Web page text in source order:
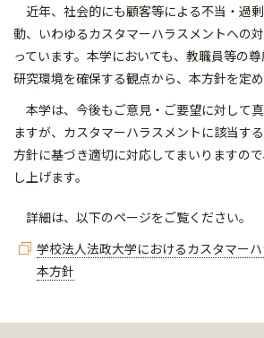
近年、社会的にも顧客等による不当・過
動、いわゆるカスタマーハラスメントへの
っています。本学においても、教職員等の
研究環境を確保する観点から、本方針を定め
本学は、今後もご意見・ご要望に対して
ますが、カスタマーハラスメントに該当す
方針に基づき適切に対応してまいりますの
し上げます。
詳細は、以下のページをご覧ください。
学校法人法政大学におけるカスタマー
本方針